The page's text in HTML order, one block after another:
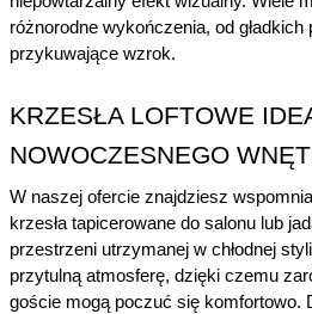
różnorodne wykończenia, od
przykuwające wzrok.
KRZESŁA LOFTOWE
NOWOCZESNEGO
W naszej ofercie znajdziesz
krzesła tapicerowane do salonu lub
przestrzeni utrzymanej w chłodnej
przytulną atmosferę, dzięki czemu
goście mogą poczuć się komfortowo.